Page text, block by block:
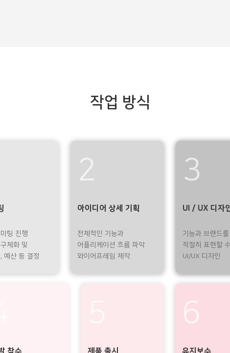
작업 방식
팅 진행
체화 및
예산 등 결정
2
아이디어 상세 기획
전체적인 기능과
어플리케이션 흐름 파악
와이어프레임 제작
3
UI / UX 디자
기능과 브랜드를
적절히 표현할
UI/UX 디자인
착수 제품 출시
6
유지보수